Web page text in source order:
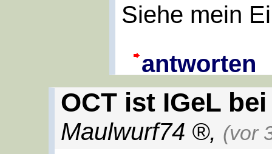
Siehe mein
antworten
OCT ist IGeL
Maulwurf74 , (vor